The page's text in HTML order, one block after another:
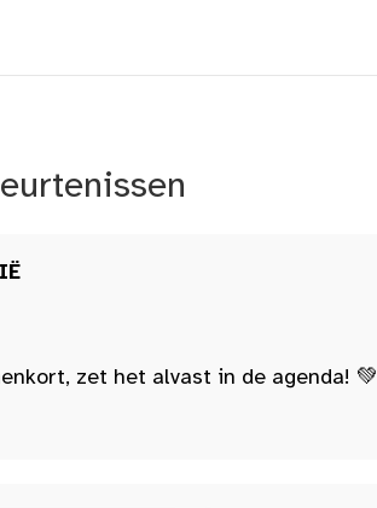
zet het alvast in de agenda! 💚